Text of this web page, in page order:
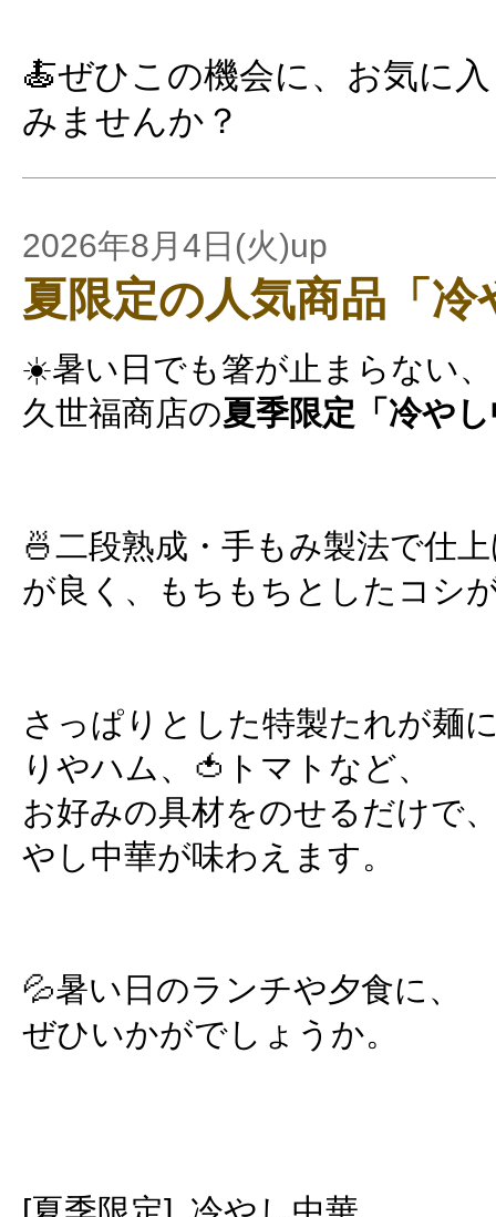
🍝ぜひこの機会に、お気に
みませんか？
2026年8月4日(火)up
夏限定の人気商品「冷
☀️暑い日でも箸が止まらない、
久世福商店の夏季限定「冷や
🍜二段熟成・手もみ製法で仕
が良く、もちもちとしたコシ
さっぱりとした特製たれが麺
りやハム、🍅トマトなど、
お好みの具材をのせるだけで
やし中華が味わえます。
💦暑い日のランチや夕食に、
ぜひいかがでしょうか。